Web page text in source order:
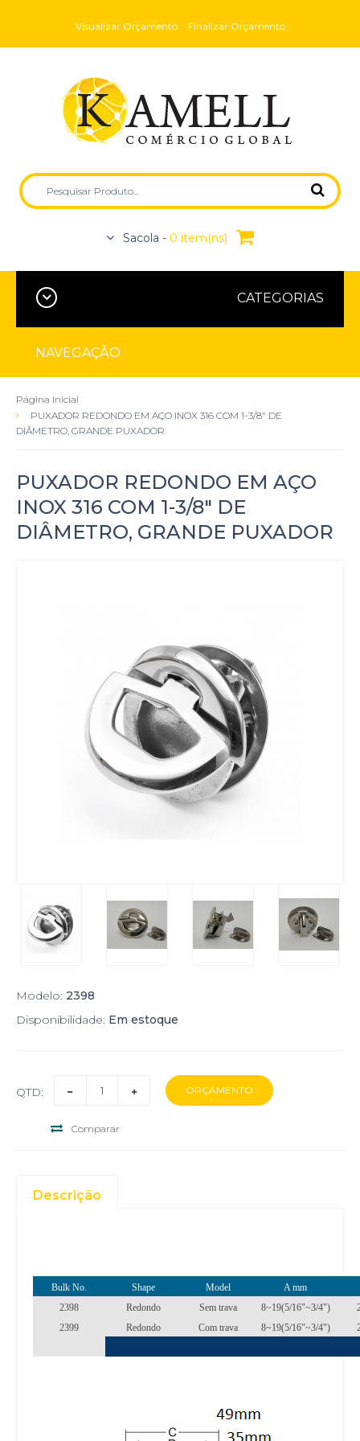
Visualizar Orçamento Finalizar Orçamento
Sacola - 0 item(ns)
CATEGORIAS
NAVEGAÇÃO
Página Inicial
PUXADOR REDONDO EM AÇO INOX 316 COM 1-3/8" DE
DIÂMETRO, GRANDE PUXADOR
PUXADOR REDONDO EM AÇO
INOX 316 COM 1-3/8" DE
DIÂMETRO, GRANDE PUXADOR
Modelo: 2398
Disponibilidade: Em estoque
QTD:
Comparar
Descrição
Bulk No. Shape Model
A mm
2398
Redondo Sem trava 8~19(5/16"~3/4")
2399
Redondo Com trava 8~19(5/16"~3/4")